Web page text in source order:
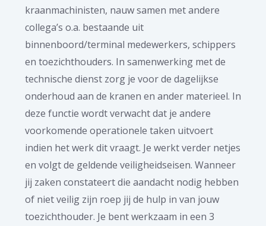
kraanmachinisten, nauw samen met andere
collega’s o.a. bestaande uit
binnenboord/terminal medewerkers, schippers
en toezichthouders. In samenwerking met de
technische dienst zorg je voor de dagelijkse
onderhoud aan de kranen en ander materieel. In
deze functie wordt verwacht dat je andere
voorkomende operationele taken uitvoert
indien het werk dit vraagt. Je werkt verder netjes
en volgt de geldende veiligheidseisen. Wanneer
jij zaken constateert die aandacht nodig hebben
of niet veilig zijn roep jij de hulp in van jouw
toezichthouder. Je bent werkzaam in een 3